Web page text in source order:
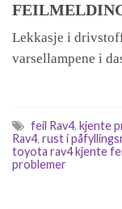
Lekkasje i
varsellampene i
feil Rav4, kjente
Rav4, rust i
toyota rav4 kjente
problemer